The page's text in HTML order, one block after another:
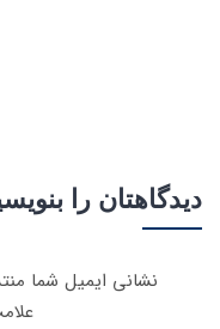
دیدگاهتان را
نشانی ایمیل شما